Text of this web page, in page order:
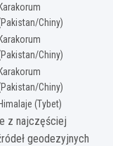
Karakorum
Chiny)
Karakorum
Chiny)
Karakorum
Chiny)
Himalaje (Tybet)
z najczęściej
geodezyjnych